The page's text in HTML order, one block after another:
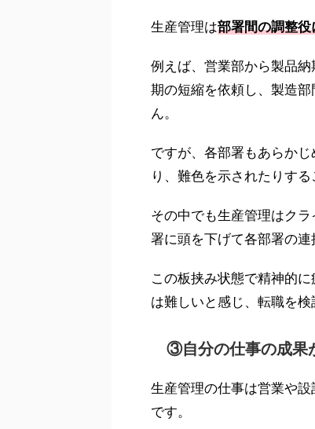
生産管理は部署間の調整
例えば、営業部から製品
期の短縮を依頼し、製造
ん。
ですが、各部署もあらか
り、難色を示されたりする
その中でも生産管理はク
署に頭を下げて各部署の連
この板挟み状態で精神的
は難しいと感じ、転職を検
③自分の仕事の成果
生産管理の仕事は営業や設
です。